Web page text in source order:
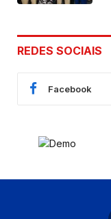
REDES SOCIAIS
Facebook